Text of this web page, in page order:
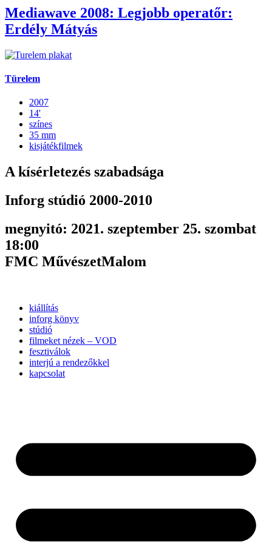
Mediawave 2008: Legjobb operatőr:
Erdély Mátyás
Türelem
2007
14'
színes
35 mm
kisjátékfilmek
A kísérletezés szabadsága
Inforg stúdió 2000-2010
megnyitó: 2021. szeptember 25. szombat
18:00
FMC MűvészetMalom
kiállítás
inforg könyv
stúdió
filmeket nézek – VOD
fesztiválok
interjú a rendezőkkel
kapcsolat